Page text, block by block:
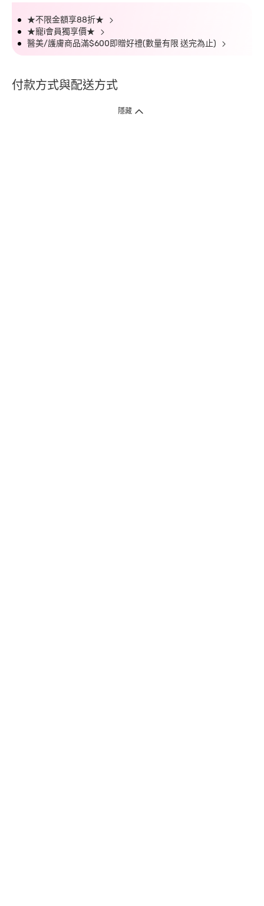
★不限金額享88折★
★寵i會員獨享價★
醫美/護膚商品滿$600即贈好禮(數量有限 送完為止)
付款方式與配送方式
隱藏